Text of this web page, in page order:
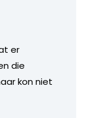
er
die
kon niet